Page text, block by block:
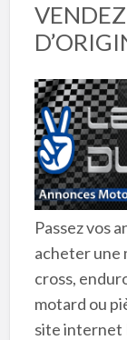
Passez vos
acheter une
cross,
motard ou
site internet